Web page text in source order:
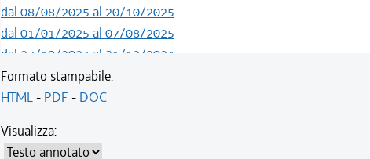
dal 08/08/2025 al 20/10/2025
dal 01/01/2025 al 07/08/2025
dal 27/10/2024 al 31/12/2024
dal 10/08/2024 al 26/10/2024
dal 01/01/2024 al 09/08/2024
dal 01/01/2023 al 28/02/2023
Formato stampabile:
HTML- PDF - DOC
Visualizza: